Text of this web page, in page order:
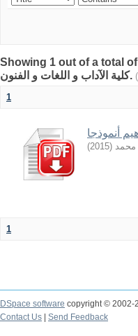
Showing 1 out of a total
كلية الآداب و اللغات و الفنون.
1
أنموذجا
محمد (
2015
)
1
DSpace software copyright © 2002-
Contact Us
Send Feedback